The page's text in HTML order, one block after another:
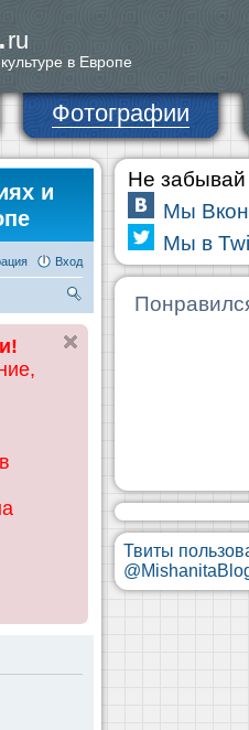
ru
в Европе
Фотографии
и
Вход
ск
Не забывай
Мы
Мы в
Твиты